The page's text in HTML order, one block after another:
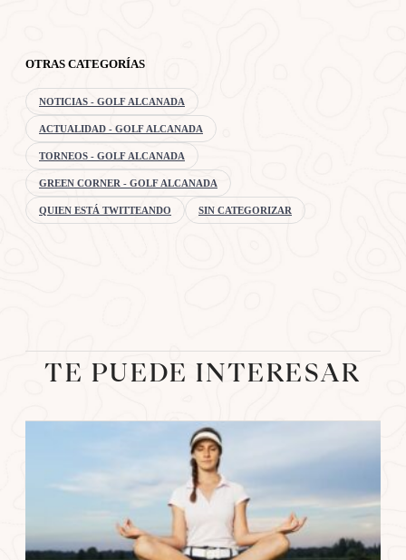
OTRAS CATEGORÍAS
NOTICIAS - GOLF ALCANADA
ACTUALIDAD - GOLF ALCANADA
TORNEOS - GOLF ALCANADA
GREEN CORNER - GOLF ALCANADA
QUIEN ESTÁ TWITTEANDO SIN CATEGORIZAR
TE PUEDE INTERESAR